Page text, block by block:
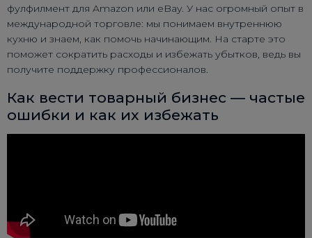
фулфилмент для Amazon или eBay. У нас огромный опыт в
международной торговле: мы понимаем внутреннюю
кухню и знаем, как помочь начинающим. На старте это
поможет сократить расходы и избежать убытков, ведь вы
получите поддержку профессионалов.
Как вести товарный бизнес — частые
ошибки и как их избежать